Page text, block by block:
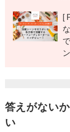
[
答えがない
い